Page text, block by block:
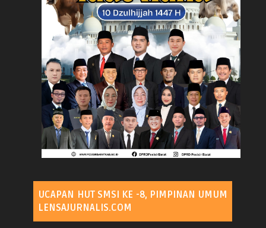
UCAPAN HUT SMSI KE -8, PIMPINAN UMUM
LENSAJURNALIS.COM